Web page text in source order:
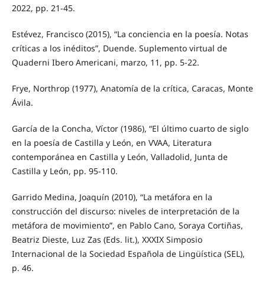
2022, pp. 21-45.
Estévez, Francisco (2015), “La conciencia en la poesía. Notas
críticas a los inéditos”, Duende. Suplemento virtual de
Quaderni Ibero Americani, marzo, 11, pp. 5-22.
Frye, Northrop (1977), Anatomía de la crítica, Caracas, Monte
Ávila.
García de la Concha, Víctor (1986), “El último cuarto de siglo
en la poesía de Castilla y León, en VVAA, Literatura
contemporánea en Castilla y León, Valladolid, Junta de
Castilla y León, pp. 95-110.
Garrido Medina, Joaquín (2010), “La metáfora en la
construcción del discurso: niveles de interpretación de la
metáfora de movimiento”, en Pablo Cano, Soraya Cortiñas,
Beatriz Dieste, Luz Zas (Eds. lit.), XXXIX Simposio
Internacional de la Sociedad Española de Lingüística (SEL),
p. 46.